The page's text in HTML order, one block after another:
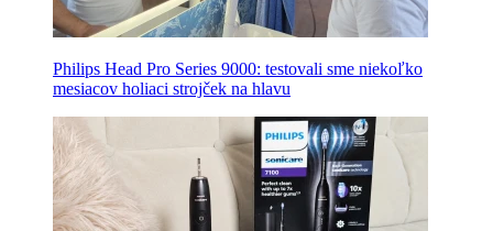
Philips Head Pro Series 9000: testovali sme niekoľko
mesiacov holiaci strojček na hlavu